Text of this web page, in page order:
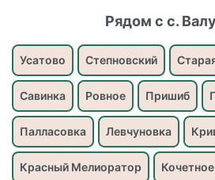
Рядом с с.
Усатово Степновский
Савинка Ровное Пришиб
Палласовка Левчуновка
Красный Мелиоратор Кочетное